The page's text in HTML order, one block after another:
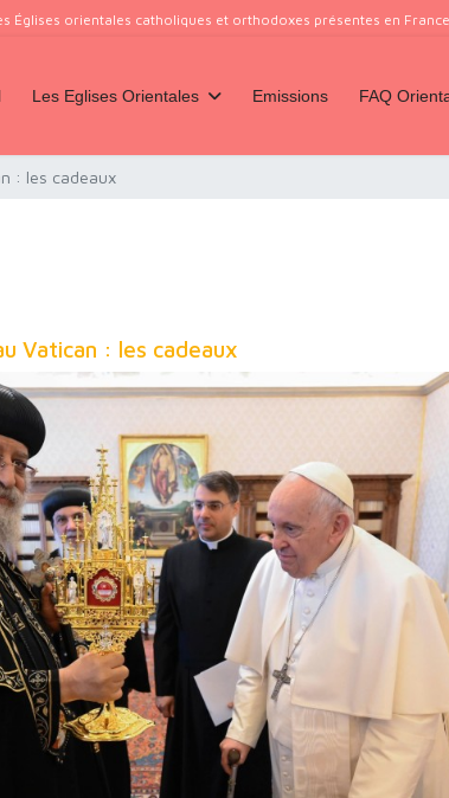
Églises orientales catholiques et orthodoxes présentes en
Les Eglises Orientales Emissions FAQ
: les cadeaux
Vatican : les cadeaux